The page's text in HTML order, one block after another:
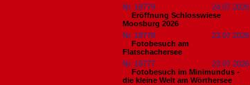
Nr. 18779
24.07.2026
Eröffnung Schlosswiese
Moosburg 2026
Nr. 18778
23.07.2026
Fotobesuch am
Flatschachersee
Nr. 18777
23.07.2026
Fotobesuch im Minimundus -
die kleine Welt am Wörthersee